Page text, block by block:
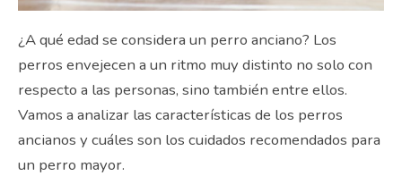
¿A qué edad se considera un perro anciano? Los
perros envejecen a un ritmo muy distinto no solo con
respecto a las personas, sino también entre ellos.
Vamos a analizar las características de los perros
ancianos y cuáles son los cuidados recomendados para
un perro mayor.